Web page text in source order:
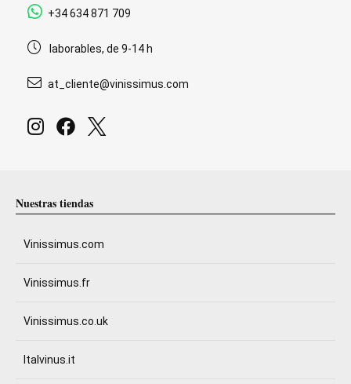
+34 634 871 709
laborables, de 9-14 h
at_cliente@vinissimus.com
Nuestras tiendas
Vinissimus.com
Vinissimus.fr
Vinissimus.co.uk
Italvinus.it